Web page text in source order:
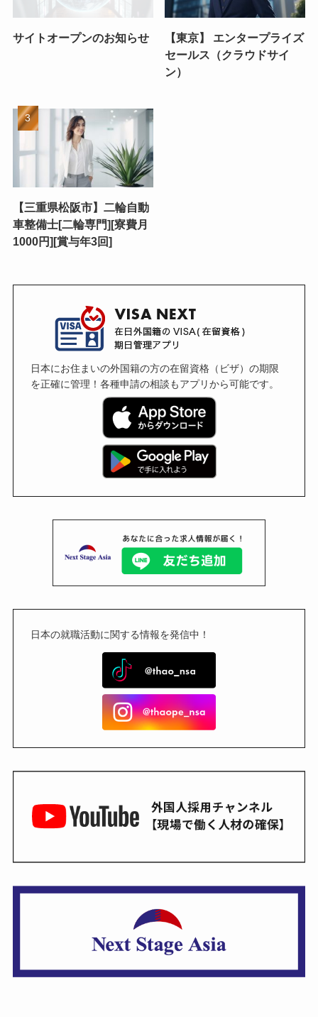
サイトオープンのお知らせ
【東京】 エンタープライズ
セールス（クラウドサイ
ン）
【三重県松阪市】二輪自動
車整備士[二輪専門][寮費月
1000円][賞与年3回]
日本にお住まいの外国籍の方の在留資格（ビザ）の期限
を正確に管理！各種申請の相談もアプリから可能です。
日本の就職活動に関する情報を発信中！